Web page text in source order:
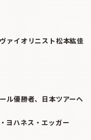
ァイオリニスト松本紘佳
ル優勝者、日本ツアーへ
ヨハネス・エッガー